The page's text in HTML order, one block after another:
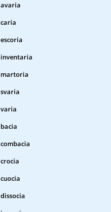
avaria
caria
escoria
inventaria
martoria
svaria
varia
bacia
combacia
crocia
cuocia
dissocia